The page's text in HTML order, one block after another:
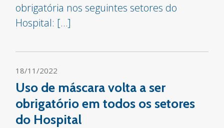
obrigatória nos seguintes setores do
Hospital: […]
18/11/2022
Uso de máscara volta a ser
obrigatório em todos os setores
do Hospital